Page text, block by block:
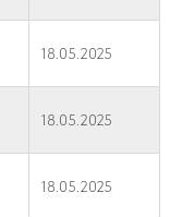
18.05.2025
18.05.2025
18.05.2025